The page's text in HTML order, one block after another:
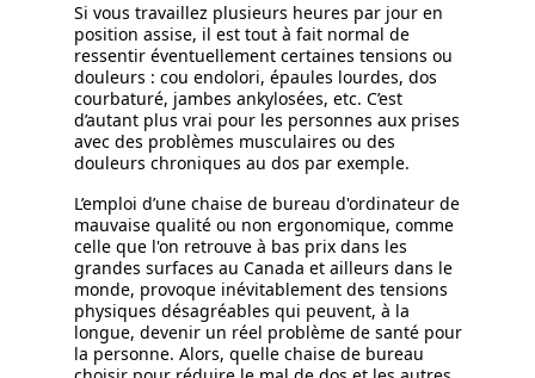
Si vous travaillez plusieurs heures par jour en
position assise, il est tout à fait normal de
ressentir éventuellement certaines tensions ou
douleurs : cou endolori, épaules lourdes, dos
courbaturé, jambes ankylosées, etc. C’est
d’autant plus vrai pour les personnes aux prises
avec des problèmes musculaires ou des
douleurs chroniques au dos par exemple.
L’emploi d’une chaise de bureau d'ordinateur de
mauvaise qualité ou non ergonomique, comme
celle que l'on retrouve à bas prix dans les
grandes surfaces au Canada et ailleurs dans le
monde, provoque inévitablement des tensions
physiques désagréables qui peuvent, à la
longue, devenir un réel problème de santé pour
la personne. Alors, quelle chaise de bureau